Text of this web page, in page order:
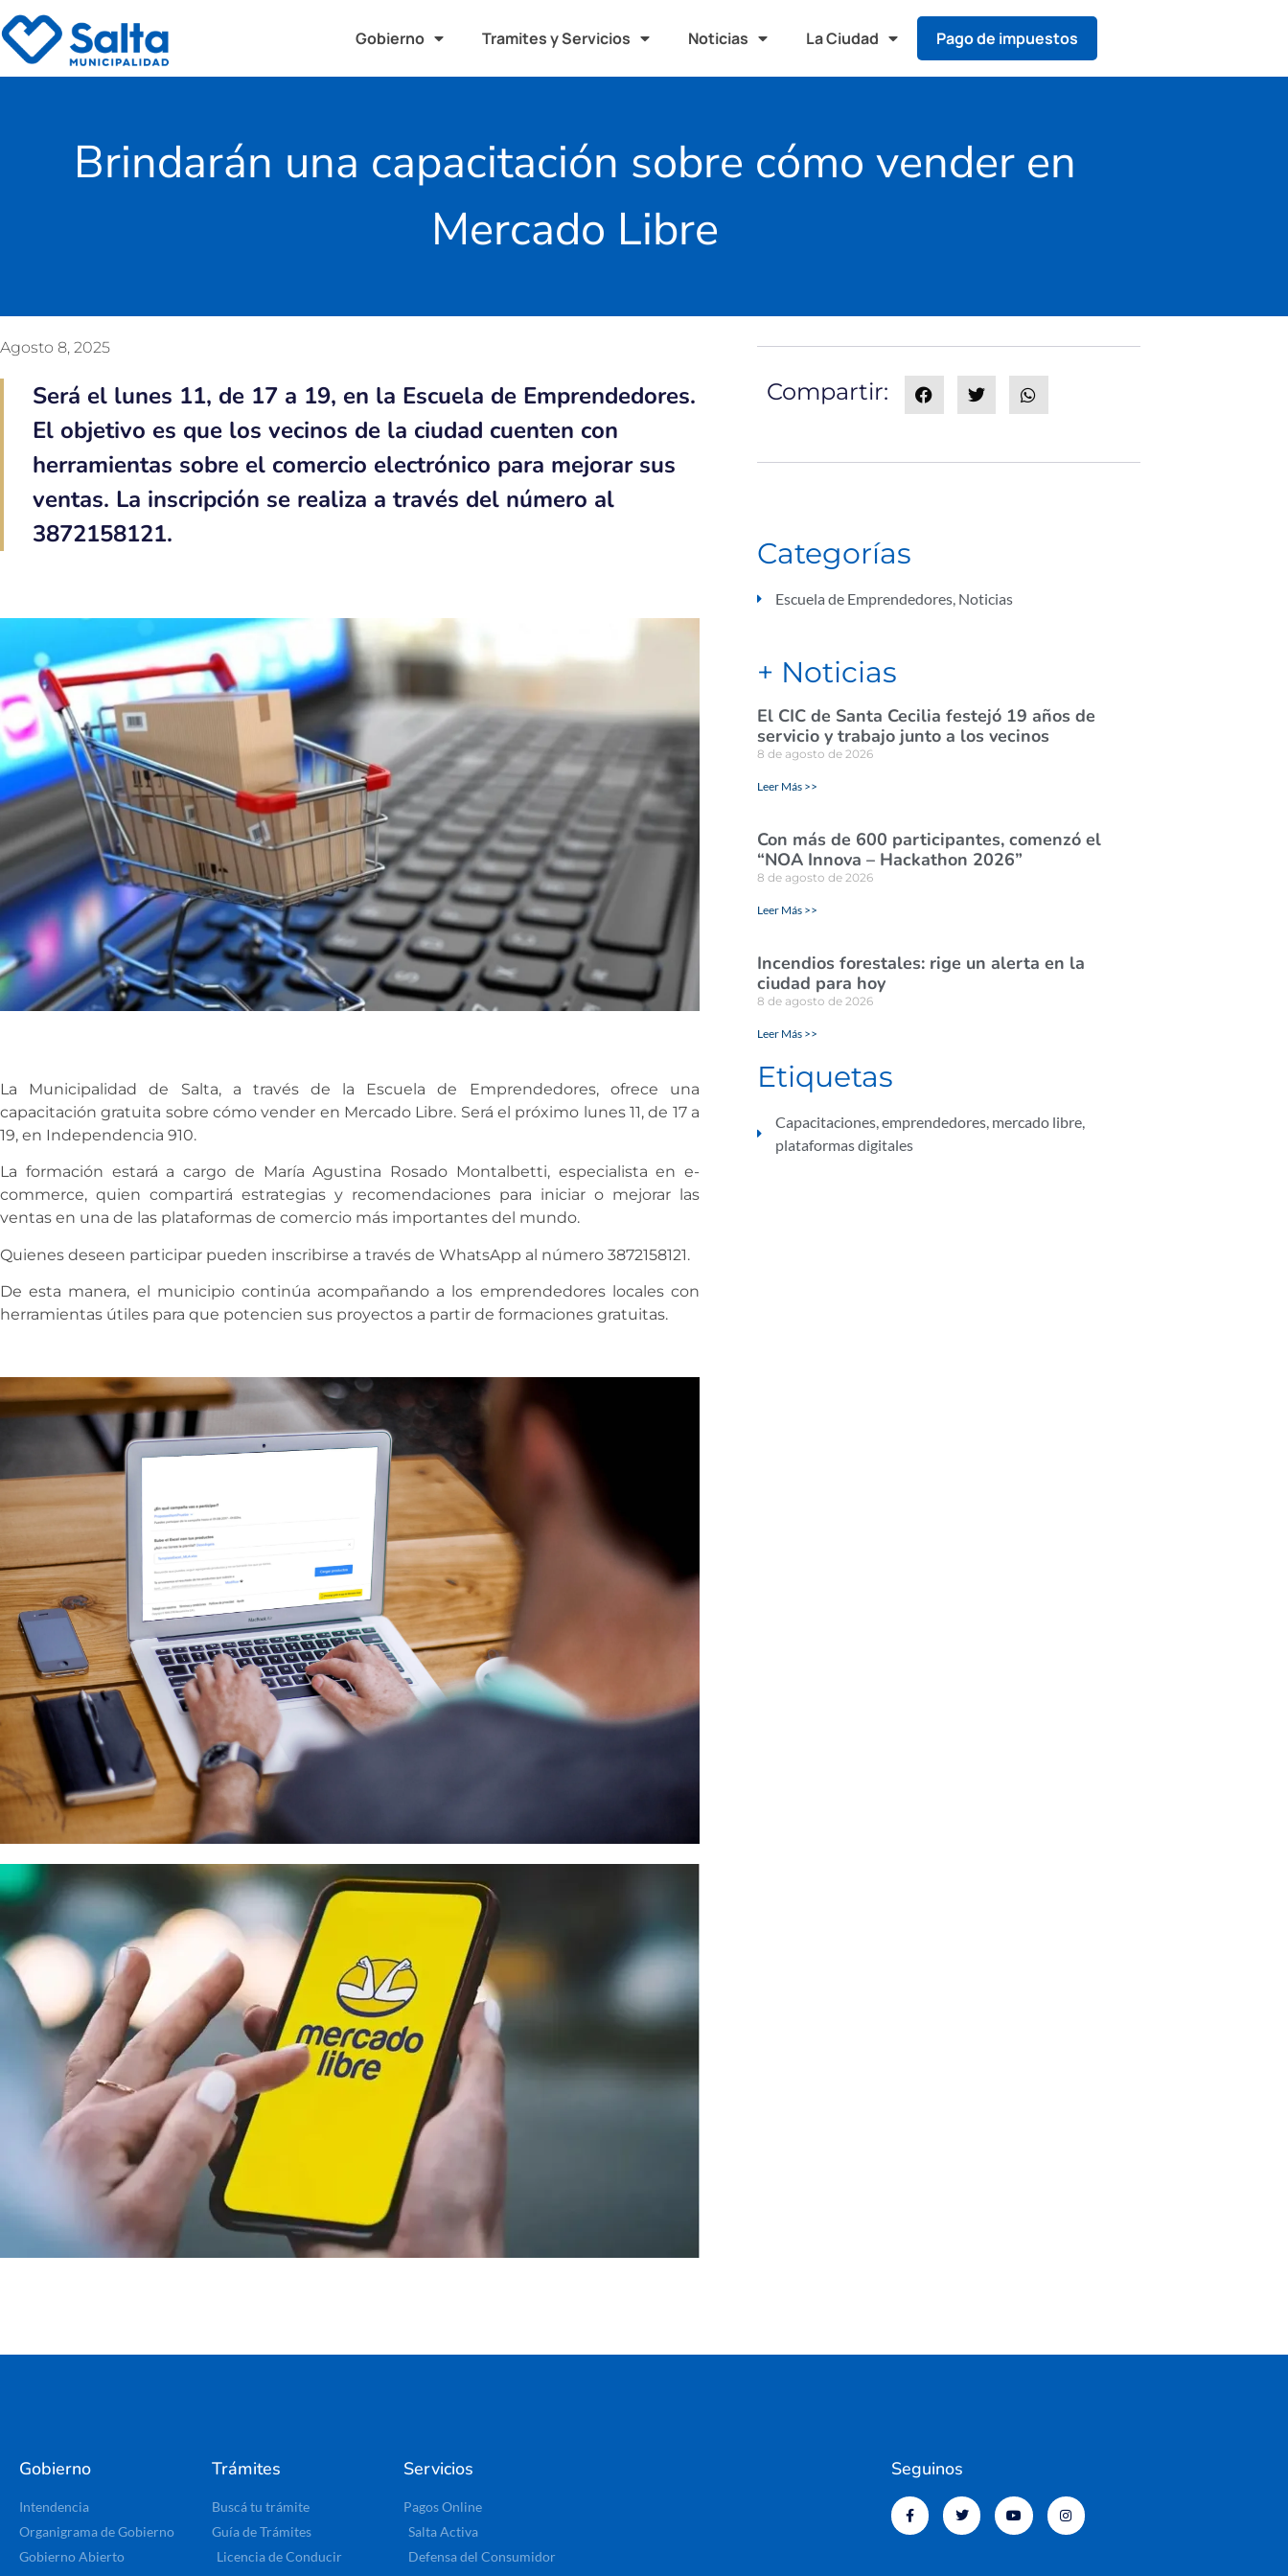
Gobierno Tramites y Servicios Noticias La Ciudad Pago de impuestos
Brindarán una capacitación sobre cómo vender en
Mercado Libre
Agosto 8, 2025
Será el lunes 11, de 17 a 19, en la Escuela de Emprendedores.
El objetivo es que los vecinos de la ciudad cuenten con
herramientas sobre el comercio electrónico para mejorar sus
ventas. La inscripción se realiza a través del número al
3872158121.
La Municipalidad de Salta, a través de la Escuela de Emprendedores, ofrece una
capacitación gratuita sobre cómo vender en Mercado Libre. Será el próximo lunes 11, de 17 a
19, en Independencia 910.
La formación estará a cargo de María Agustina Rosado Montalbetti, especialista en e-
commerce, quien compartirá estrategias y recomendaciones para iniciar o mejorar las
ventas en una de las plataformas de comercio más importantes del mundo.
Quienes deseen participar pueden inscribirse a través de WhatsApp al número 3872158121.
De esta manera, el municipio continúa acompañando a los emprendedores locales con
herramientas útiles para que potencien sus proyectos a partir de formaciones gratuitas.
Compartir:
Categorías
Escuela de Emprendedores, Noticias
+ Noticias
El CIC de Santa Cecilia festejó 19 años de
servicio y trabajo junto a los vecinos
8 de agosto de 2026
Leer Más >>
Con más de 600 participantes, comenzó el
“NOA Innova – Hackathon 2026”
8 de agosto de 2026
Leer Más >>
Incendios forestales: rige un alerta en la
ciudad para hoy
8 de agosto de 2026
Leer Más >>
Etiquetas
Capacitaciones,emprendedores, mercado libre,
plataformas digitales
Gobierno
Intendencia
Organigrama de Gobierno
Gobierno Abierto
Trámites
Buscá tu trámite
Guía de Trámites
Licencia de Conducir
Servicios
Pagos Online
Salta Activa
Defensa del Consumidor
Seguinos